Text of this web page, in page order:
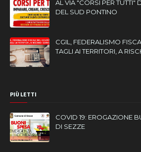
AL VIA "CORSI PER TUTTI"
DEL SUD PONTINO
CGIL, FEDERALISMO
TAGLI AI TERRITORI, A
PIÙ LETTI
COVID 19: EROGAZIONE
DI SEZZE